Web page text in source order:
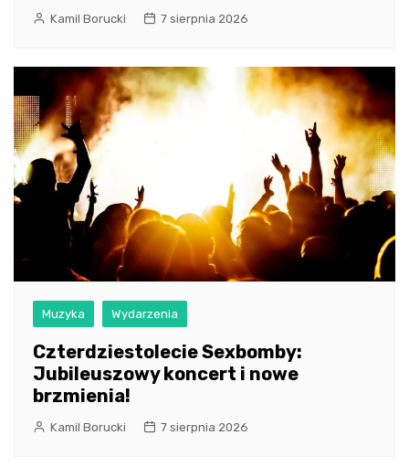
Kamil Borucki 7 sierpnia 2026
Muzyka Wydarzenia
Czterdziestolecie Sexbomby:
Jubileuszowy koncert i nowe
brzmienia!
Kamil Borucki 7 sierpnia 2026